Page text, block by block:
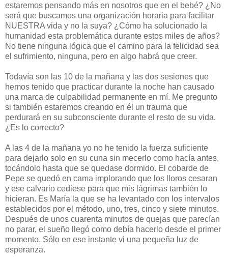
estaremos pensando más en nosotros que en el bebé? ¿No
será que buscamos una organización horaria para facilitar
NUESTRA vida y no la suya? ¿Cómo ha solucionado la
humanidad esta problemática durante estos miles de años?
No tiene ninguna lógica que el camino para la felicidad sea
el sufrimiento, ninguna, pero en algo habrá que creer.
Todavía son las 10 de la mañana y las dos sesiones que
hemos tenido que practicar durante la noche han causado
una marca de culpabilidad permanente en mí. Me pregunto
si también estaremos creando en él un trauma que
perdurará en su subconsciente durante el resto de su vida.
¿Es lo correcto?
A las 4 de la mañana yo no he tenido la fuerza suficiente
para dejarlo solo en su cuna sin mecerlo como hacía antes,
tocándolo hasta que se quedase dormido. El cobarde de
Pepe se quedó en cama implorando que los lloros cesaran
y ese calvario cediese para que mis lágrimas también lo
hicieran. Es María la que se ha levantado con los intervalos
establecidos por el método, uno, tres, cinco y siete minutos.
Después de unos cuarenta minutos de quejas que parecían
no parar, el sueño llegó como debía hacerlo desde el primer
momento. Sólo en ese instante vi una pequeña luz de
esperanza.